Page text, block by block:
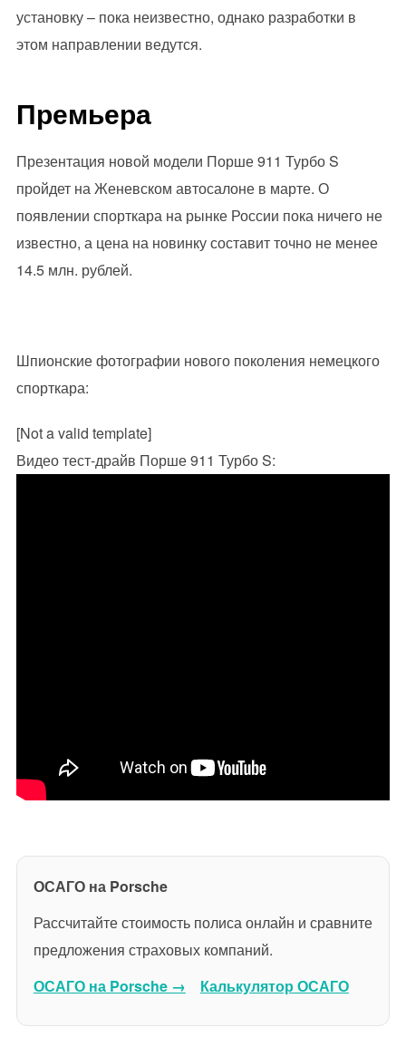
установку – пока неизвестно, однако разработки в
этом направлении ведутся.
Премьера
Презентация новой модели Порше 911 Турбо S
пройдет на Женевском автосалоне в марте. О
появлении спорткара на рынке России пока ничего не
известно, а цена на новинку составит точно не менее
14.5 млн. рублей.
Шпионские фотографии нового поколения немецкого
спорткара:
[Not a valid template]
Видео тест-драйв Порше 911 Турбо S:
ОСАГО на Porsche
Рассчитайте стоимость полиса онлайн и сравните
предложения страховых компаний.
ОСАГО на Porsche →
Калькулятор ОСАГО